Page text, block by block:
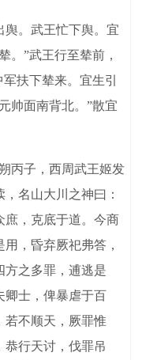
。武王忙下舆。宜
。”武王行至辇前，
扶下辇来。宜生引
帅面南背北。”散宜
子，西周武王姬发
名山大川之神曰：
庶，克底于道。今商
，昏弃厥祀弗答，
方之多罪，逋逃是
卿士，俾暴虐于百
若不顺天，厥罪惟
恭行天讨，伐罪吊